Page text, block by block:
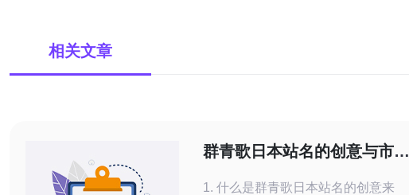
相关文章
群青歌日本站名的创意与市场
1. 什么是群青歌日本站名的创意来